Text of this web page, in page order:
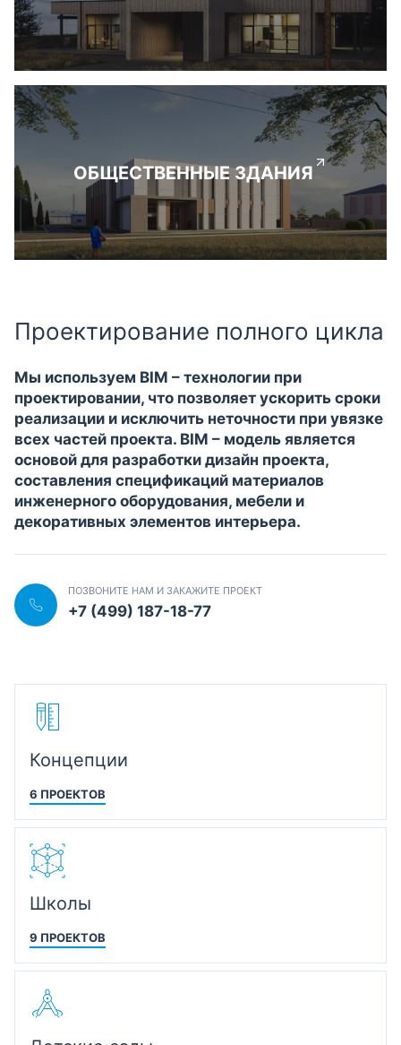
ОБЩЕСТВЕННЫЕ ЗДАНИЯ
Проектирование полного цикла
Мы используем BIM – технологии при
проектировании, что позволяет ускорить сроки
реализации и исключить неточности при увязке
всех частей проекта. BIM – модель является
основой для разработки дизайн проекта,
составления спецификаций материалов
инженерного оборудования, мебели и
декоративных элементов интерьера.
ПОЗВОНИТЕ НАМ И ЗАКАЖИТЕ ПРОЕКТ
+7 (499) 187-18-77
Концепции
6 ПРОЕКТОВ
Школы
9 ПРОЕКТОВ